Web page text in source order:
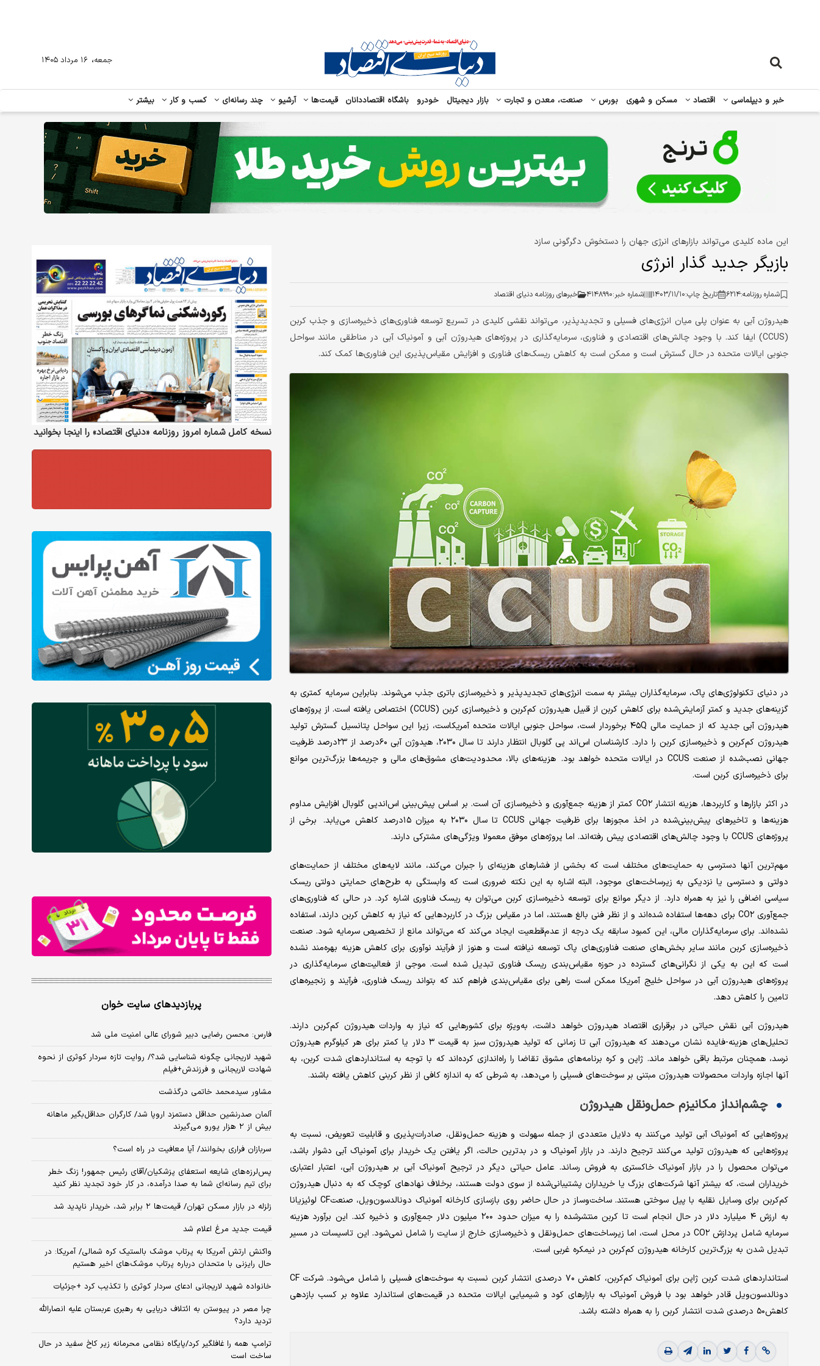
خبر و دیپلماسی اقتصاد مسکن و شهری بورس صنعت، معدن و تجارت بازار دیجیتال خودرو باشگاه اقتصاددانان قیمت‌ها آرشیو چند رسانه‌ای کسب و کار بیشتر
جمعه، ۱۶ مرداد ۱۴۰۵
این ماده کلیدی می‌تواند بازارهای انرژی جهان را دستخوش دگرگونی سازد
بازیگر جدید ‌گذار انرژی
شماره روزنامه:۶۲۱۴ تاریخ چاپ:۱۴۰۳/۱۱/۱۰ شماره خبر:۴۱۴۸۹۹۰ خبرهای روزنامه دنیای اقتصاد
هیدروژن آبی به عنوان پلی میان انرژی‌‌‌های فسیلی و تجدیدپذیر، می‌تواند نقشی کلیدی در تسریع توسعه فناوری‌‌‌های ذخیره‌‌‌سازی و جذب کربن
(CCUS) ایفا کند. با وجود چالش‌‌‌های اقتصادی و فناوری، سرمایه‌گذاری در پروژه‌‌‌های هیدروژن آبی و آمونیاک آبی در مناطقی مانند سواحل
جنوبی ایالات متحده در حال گسترش است و ممکن است به کاهش ریسک‌‌‌های فناوری و افزایش مقیاس‌‌‌پذیری این فناوری‌‌‌ها کمک کند.
در دنیای تکنولوژی‌‌‌های پاک، سرمایه‌گذاران بیشتر به سمت انرژی‌‌‌های تجدیدپذیر و ذخیره‌‌‌سازی باتری جذب می‌‌‌شوند. بنابراین سرمایه کمتری به
گزینه‌‌‌های جدید و کمتر آزمایش‌‌‌شده برای کاهش کربن از قبیل هیدروژن کم‌کربن و ذخیره‌سازی کربن (CCUS) اختصاص یافته است. از پروژه‌‌‌های
هیدروژن آبی جدید که از حمایت مالی ۴۵Q برخوردار است، سواحل جنوبی ایالات متحده آمریکاست، زیرا این سواحل پتانسیل گسترش تولید
هیدروژن کم‌کربن و ذخیره‌سازی کربن را دارد. کارشناسان اس‌اند پی گلوبال انتظار دارند تا سال ۲۰۳۰، هیدوژن آبی ۶۰‌درصد از ۲۳‌درصد ظرفیت
جهانی نصب‌شده از صنعت CCUS در ایالات متحده خواهد بود. هزینه‌‌‌های بالا، محدودیت‌های مشوق‌‌‌های مالی و جریمه‌‌‌ها بزرگ‌ترین موانع
برای ذخیره‌سازی کربن است.
در اکثر بازارها و کاربردها، هزینه انتشار CO۲ کمتر از هزینه جمع‌‌‌آوری و ذخیره‌‌‌سازی آن است. بر اساس پیش‌بینی اس‌اند‌پی گلوبال افزایش مداوم
هزینه‌‌‌ها و تاخیرهای پیش‌بینی‌‌‌شده در اخذ مجوزها برای ظرفیت جهانی CCUS تا سال ۲۰۳۰ به میزان ۱۵درصد کاهش می‌یابد. برخی از
پروژه‌‌‌های CCUS با وجود چالش‌‌‌های اقتصادی پیش رفته‌‌‌اند. اما پروژه‌‌‌های موفق معمولا ویژگی‌‌‌های مشترکی دارند.
مهم‌ترین آنها دسترسی به حمایت‌‌‌های مختلف است که بخشی از فشارهای هزینه‌‌‌ای را جبران می‌کند، مانند لایه‌‌‌های مختلف از حمایت‌‌‌های
دولتی و دسترسی یا نزدیکی به زیرساخت‌‌‌های موجود، البته اشاره به این نکته ضروری است که وابستگی به طرح‌‌‌های حمایتی دولتی ریسک
سیاسی اضافی را نیز به همراه دارد. از دیگر موانع برای توسعه ذخیره‌‌‌سازی کربن می‌توان به ریسک فناوری اشاره کرد. در حالی که فناوری‌‌‌های
جمع‌‌‌آوری CO۲ برای دهه‌‌‌ها استفاده شده‌‌‌اند و از نظر فنی بالغ هستند، اما در مقیاس بزرگ در کاربردهایی که نیاز به کاهش کربن دارند، استفاده
نشده‌‌‌اند. برای سرمایه‌گذاران مالی، این کمبود سابقه یک درجه از عدم‌قطعیت ایجاد می‌کند که می‌تواند مانع از تخصیص سرمایه شود. صنعت
ذخیره‌‌‌سازی کربن مانند سایر بخش‌‌‌های صنعت فناوری‌‌‌های پاک توسعه ‌نیافته است و هنوز از فرآیند نوآوری برای کاهش هزینه بهره‌‌‌مند نشده
است که این به یکی از نگرانی‌های گسترده در حوزه مقیاس‌بندی ریسک فناوری تبدیل شده است. موجی از فعالیت‌‌‌های سرمایه‌گذاری در
پروژه‌‌‌های هیدروژن آبی در سواحل خلیج آمریکا ممکن است راهی برای مقیاس‌‌‌بندی فراهم کند که بتواند ریسک فناوری، فرآیند و زنجیره‌‌‌های
تامین را کاهش دهد.
هیدروژن آبی نقش حیاتی در برقراری اقتصاد هیدروژن خواهد داشت، به‌‌‌ویژه برای کشورهایی که نیاز به واردات هیدروژن کم‌‌‌کربن دارند.
تحلیل‌‌‌های هزینه-فایده نشان می‌دهند که هیدروژن آبی تا زمانی که تولید هیدروژن سبز به قیمت ۳ دلار یا کمتر برای هر کیلوگرم هیدروژن
نرسد، همچنان مرتبط باقی خواهد ماند. ژاپن و کره برنامه‌‌‌های مشوق تقاضا را راه‌‌‌اندازی کرده‌‌‌اند که با توجه به استانداردهای شدت کربن، به
آنها اجازه واردات محصولات هیدروژن مبتنی بر سوخت‌‌‌های فسیلی را می‌دهد، به شرطی که به اندازه کافی از نظر کربنی کاهش یافته باشند.
چشم‌‌‌انداز مکانیزم حمل‌ونقل هیدروژن
پروژه‌‌‌هایی که آمونیاک آبی تولید می‌کنند به دلایل متعددی از جمله سهولت و هزینه حمل‌‌‌ونقل، صادرات‌‌‌پذیری و قابلیت تعویض، نسبت به
پروژه‌‌‌هایی که هیدروژن تولید می‌کنند ترجیح دارند. در بازار آمونیاک و در بدترین حالت، اگر یافتن یک خریدار برای آمونیاک آبی دشوار باشد،
می‌توان محصول را در بازار آمونیاک خاکستری به فروش رساند. عامل حیاتی دیگر در ترجیح آمونیاک آبی بر هیدروژن آبی، اعتبار اعتباری
خریداران است، که بیشتر آنها شرکت‌های بزرگ یا خریداران پشتیبانی‌‌‌شده از سوی دولت هستند، برخلاف نهادهای کوچک که به دنبال هیدروژن
کم‌‌‌کربن برای وسایل نقلیه با پیل سوختی هستند. ساخت‌‌‌وساز در حال حاضر روی بازسازی کارخانه آمونیاک دونالدسون‌‌‌ویل، صنعتCF لوئیزیانا
به ارزش ۴ میلیارد دلار در حال انجام است تا کربن منتشر‌شده را به میزان حدود ۲۰۰ میلیون دلار جمع‌‌‌آوری و ذخیره کند. این برآورد هزینه
سرمایه شامل پردازش CO۲ در محل است، اما زیرساخت‌‌‌های حمل‌‌‌ونقل و ذخیره‌‌‌سازی خارج از سایت را شامل نمی‌شود. این تاسیسات در مسیر
تبدیل شدن به بزرگ‌ترین کارخانه هیدروژن کم‌‌‌کربن در نیمکره غربی است.
استانداردهای شدت کربن ژاپن برای آمونیاک کم‌کربن، کاهش ۷۰ درصدی انتشار کربن نسبت به سوخت‌‌‌های فسیلی را شامل می‌شود. شرکت CF
دونالدسون‌‌‌ویل قادر خواهد بود با فروش آمونیاک به بازارهای کود و شیمیایی ایالات متحده در قیمت‌های استاندارد علاوه بر کسب بازدهی
کاهش۵۰ درصدی شدت انتشار کربن را به همراه داشته باشد.
نسخه کامل شماره امروز روزنامه «دنیای‌ اقتصاد» را اینجا بخوانید
پربازدیدهای سایت خوان
فارس: محسن رضایی دبیر شورای عالی امنیت ملی شد
شهید لاریجانی چگونه شناسایی شد؟/ روایت تازه سردار کوثری از نحوه
شهادت لاریجانی و فرزندش+فیلم
مشاور سیدمحمد خاتمی درگذشت
آلمان صدرنشین حداقل دستمزد اروپا شد/ کارگران حداقل‌بگیر ماهانه
بیش از ۲ هزار یورو می‌گیرند
سربازان فراری بخوانند/ آیا معافیت در راه است؟
پس‌لرزه‌های شایعه استعفای پزشکیان/آقای رئیس جمهور! زنگ خطر
برای تیم رسانه‌ای شما به صدا درآمده، در کار خود تجدید نظر کنید
زلزله در بازار مسکن تهران/ قیمت‌ها ۲ برابر شد، خریدار ناپدید شد
قیمت جدید مرغ اعلام شد
واکنش ارتش آمریکا به پرتاب موشک بالستیک کره شمالی/ آمریکا: در
حال رایزنی با متحدان درباره پرتاب موشک‌های اخیر هستیم
خانواده شهید لاریجانی ادعای سردار کوثری را تکذیب کرد +جزئیات
چرا مصر در پیوستن به ائتلاف دریایی به رهبری عربستان علیه انصارالله
تردید دارد؟
ترامپ همه را غافلگیر کرد/پایگاه نظامی محرمانه زیر کاخ سفید در حال
ساخت است